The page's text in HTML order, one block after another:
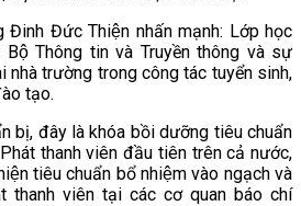
Đinh Đức Thiện nhấn mạnh: Lớp học
Thông tin và Truyền thông và sự
nhà trường trong công tác tuyển sinh,
tạo.
bị, đây là khóa bồi dưỡng tiêu chuẩn
thanh viên đầu tiên trên cả nước,
tiêu chuẩn bổ nhiệm vào ngạch và
thanh viên tại các cơ quan báo chí